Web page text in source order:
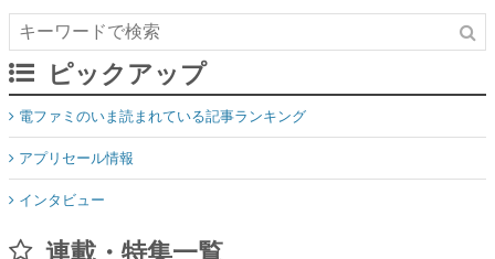
ピックアップ
電ファミのいま読まれている記事ランキング
アプリセール情報
インタビュー
連載・特集一覧